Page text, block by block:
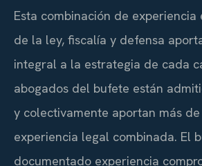
Esta combinación de experiencia
de la ley, fiscalía y defensa
integral a la estrategia de cada
abogados del bufete están
y colectivamente aportan más
experiencia legal combinada. El
documentado experiencia